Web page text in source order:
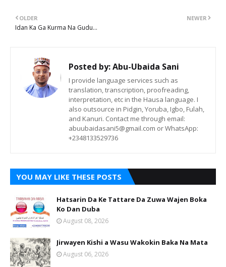
NEWER
OLDER
Idan Ka Ga Kurma Na Gudu...
Posted by:Abu-Ubaida Sani
I provide language services such as
translation, transcription, proofreading,
interpretation, etc in the Hausa language. I
also outsource in Pidgin, Yoruba, Igbo, Fulah,
and Kanuri. Contact me through email:
abuubaidasani5@gmail.com or WhatsApp:
+2348133529736
YOU MAY LIKE THESE POSTS
Hatsarin Da Ke Tattare Da Zuwa Wajen Boka
Ko Dan Duba
August 08, 2026
Jirwayen Kishi a Wasu Wakokin Baka Na Mata
August 06, 2026